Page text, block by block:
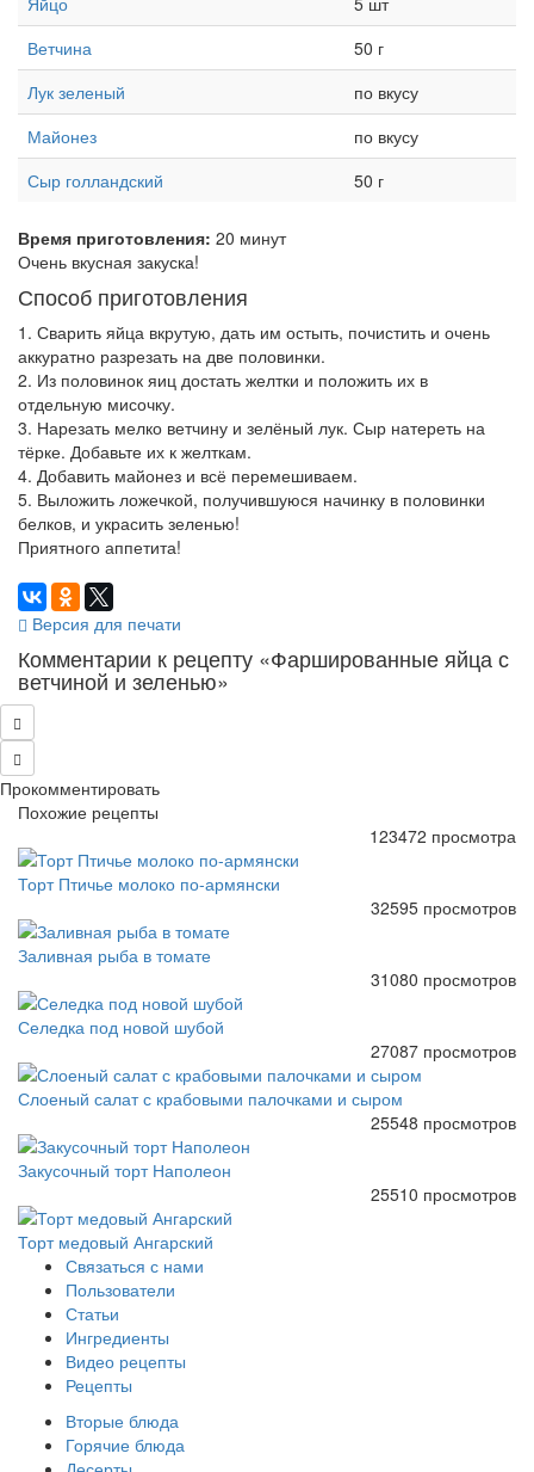
Ветчина
50 г
Лук зеленый
по вкусу
Майонез
по вкусу
Сыр голландский
50 г
Время приготовления: 20 минут
Очень вкусная закуска!
Способ приготовления
1. Сварить яйца вкрутую, дать им остыть, почистить и очень
аккуратно разрезать на две половинки.
2. Из половинок яиц достать желтки и положить их в
отдельную мисочку.
3. Нарезать мелко ветчину и зелёный лук. Сыр натереть на
тёрке. Добавьте их к желткам.
4. Добавить майонез и всё перемешиваем.
5. Выложить ложечкой, получившуюся начинку в половинки
белков, и украсить зеленью!
Приятного аппетита!
Версия для печати
Комментарии к рецепту «Фаршированные яйца с
ветчиной и зеленью»
Прокомментировать
Похожие рецепты
123472 просмотра
Торт Птичье молоко по-армянски
32595 просмотров
Заливная рыба в томате
31080 просмотров
Селедка под новой шубой
27087 просмотров
Слоеный салат с крабовыми палочками и сыром
25548 просмотров
Закусочный торт Наполеон
25510 просмотров
Торт медовый Ангарский
Связаться с нами
Пользователи
Статьи
Ингредиенты
Видео рецепты
Рецепты
Вторые блюда
Горячие блюда